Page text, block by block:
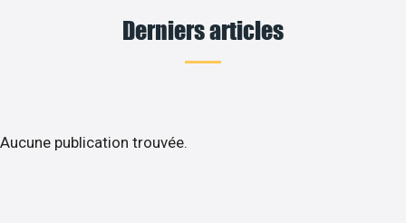
Derniers articles
Aucune publication trouvée.